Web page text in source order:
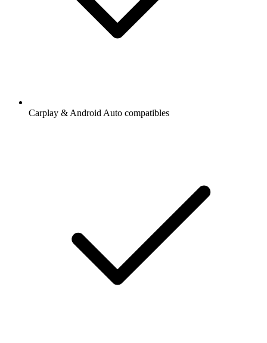
Carplay & Android Auto compatibles